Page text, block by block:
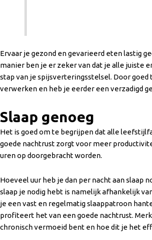
Ervaar je gezond en gevarieerd eten lastig
manier ben je er zeker van dat je alle juiste
stap van je spijsverteringsstelsel. Door
verwerken en heb je eerder een verzadigd
Slaap genoeg
Het is goed om te begrijpen dat alle
goede nachtrust zorgt voor meer
uren op doorgebracht worden.
Hoeveel uur heb je dan per nacht aan slaap
slaap je nodig hebt is namelijk afhankelijk
je een vast en regelmatig slaappatroon
profiteert het van een goede nachtrust.
chronisch vermoeid bent en hoe dit je het